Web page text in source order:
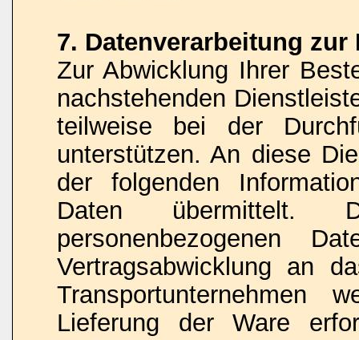
7. Datenverarbeitung
Zur Abwicklung Ihrer
nachstehenden
teilweise bei der
unterstützen. An diese
der folgenden
Daten übermittelt.
personenbezogenen
Vertragsabwicklung an
Transportunternehmen
Lieferung der Ware